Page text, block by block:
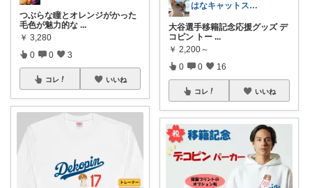
つぶらな瞳とオレンジがかった
毛色が魅力的な ...
￥ 3,280
0 0 3
コレ いいね
はなキャットスタジオ🐱
大谷選手移籍記念応援グッズ デ
コピン トー ...
￥ 2,200～
0 0 16
コレ いいね